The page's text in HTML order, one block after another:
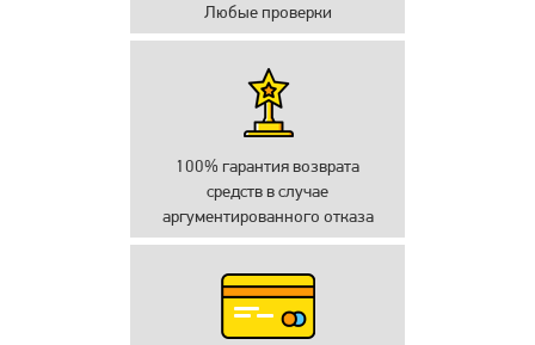
Любые проверки
100% гарантия возврата
средств в случае
аргументированного отказа